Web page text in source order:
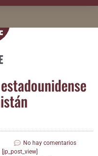
No hay comentarios
[jp_post_view]